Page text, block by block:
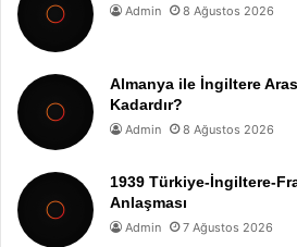
Admin 8 Ağustos 2026
Almanya ile İngiltere
Kadardır?
Admin 8 Ağustos 2026
1939 Türkiye-İngiltere-
Anlaşması
Admin 7 Ağustos 2026